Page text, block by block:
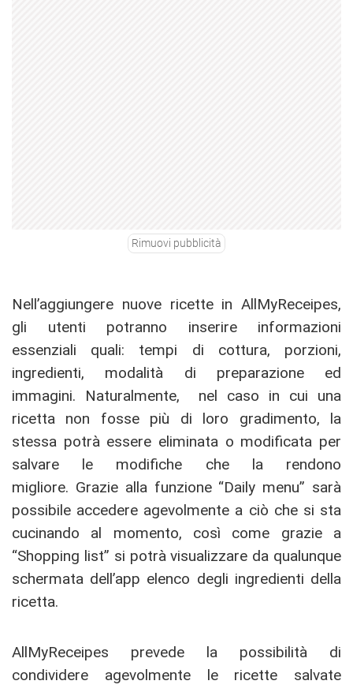
Rimuovi pubblicità
Nell’aggiungere nuove ricette in AllMyReceipes,
gli utenti potranno inserire informazioni
essenziali quali: tempi di cottura, porzioni,
ingredienti, modalità di preparazione ed
immagini. Naturalmente, nel caso in cui una
ricetta non fosse più di loro gradimento, la
stessa potrà essere eliminata o modificata per
salvare le modifiche che la rendono
migliore. Grazie alla funzione “Daily menu” sarà
possibile accedere agevolmente a ciò che si sta
cucinando al momento, così come grazie a
“Shopping list” si potrà visualizzare da qualunque
schermata dell’app elenco degli ingredienti della
ricetta.
AllMyReceipes prevede la possibilità di
condividere agevolmente le ricette salvate